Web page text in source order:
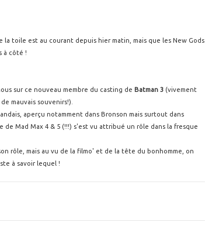
la toile est au courant depuis hier matin, mais que les New Gods
à côté !
sur ce nouveau membre du casting de Batman 3 (vivement
mauvais souvenirs!).
aperçu notamment dans Bronson mais surtout dans
de Mad Max 4 & 5 (!!!) s'est vu attribué un rôle dans la fresque
rôle, mais au vu de la filmo' et de la tête du bonhomme, on
à savoir lequel !